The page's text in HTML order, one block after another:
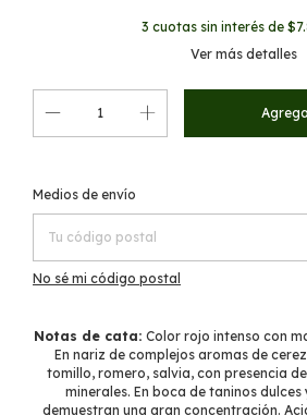
3 cuotas sin interés de
Ver más detalles
Entregas para el CP:
Medios de envío
No sé mi código postal
Notas de cata: Color rojo intenso con
En nariz de complejos aromas de
tomillo, romero, salvia, con presencia
minerales. En boca de taninos dulces
demuestran una gran concentración.